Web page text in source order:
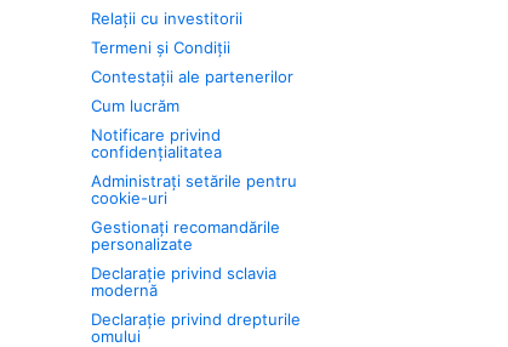
Relații cu investitorii
Termeni și Condiții
Contestații ale partenerilor
Cum lucrăm
Notificare privind
confidențialitatea
Administrați setările pentru
cookie-uri
Gestionați recomandările
personalizate
Declarație privind sclavia
modernă
Declarație privind drepturile
omului